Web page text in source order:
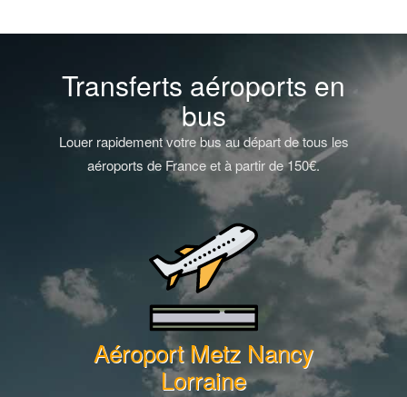
Transferts aéroports en
bus
Louer rapidement votre bus au départ de tous les
aéroports de France et à partir de 150€.
Aéroport Metz Nancy
Lorraine